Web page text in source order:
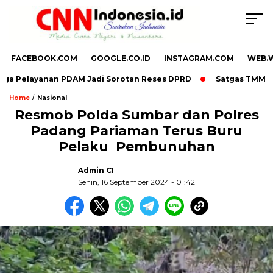
FACEBOOK.COM GOOGLE.CO.ID INSTAGRAM.COM
PDAM Jadi Sorotan Reses DPRD Satgas TMMD
Home / Nasional
Resmob Polda Sumbar dan Polres
Padang Pariaman Terus Buru
Pelaku Pembunuhan
Admin CI
Senin, 16 September 2024 - 01:42